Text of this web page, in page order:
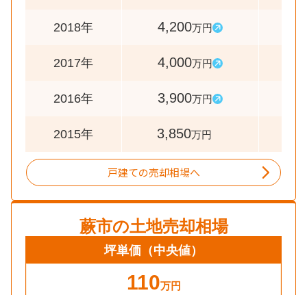
2018年 4,200万円
2017年 4,000万円
2016年 3,900万円
2015年 3,850万円
戸建ての売却相場へ
蕨市の土地売却相場
坪単価 （中央値）
110万円